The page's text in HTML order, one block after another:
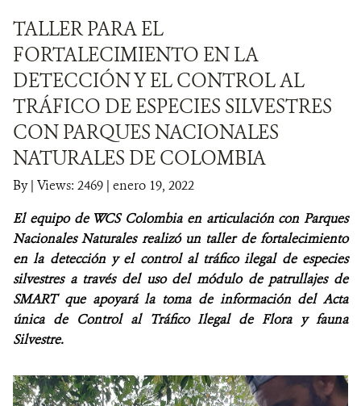
LÍNEAS DE ACCIÓN
MICROSITIOS
NOTICIAS
WCS VISUAL
ALIADOS Y ALIANZAS
COBERTURA EN MEDIOS DE COMUNICACIÓN
INFORME ANUAL WCS
DONA
TALLER PARA EL
FORTALECIMIENTO EN LA
DETECCIÓN Y EL CONTROL AL
TRÁFICO DE ESPECIES SILVESTRES
CON PARQUES NACIONALES
NATURALES DE COLOMBIA
By| Views: 2469 | enero 19, 2022
El equipo de WCS Colombia en articulación con Parques
Nacionales Naturales realizó un taller de fortalecimiento
en la detección y el control al tráfico ilegal de especies
silvestres a través del uso del módulo de patrullajes de
SMART que apoyará la toma de información del Acta
única de Control al Tráfico Ilegal de Flora y fauna
Silvestre.